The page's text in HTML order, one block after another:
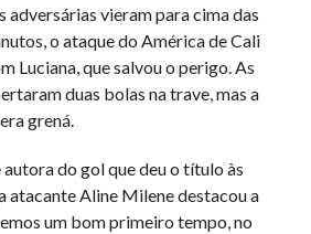
adversárias vieram para cima das
o ataque do América de Cali
Luciana, que salvou o perigo. As
duas bolas na trave, mas a
grená.
do gol que deu o título às
a atacante Aline Milene destacou a
um bom primeiro tempo, no